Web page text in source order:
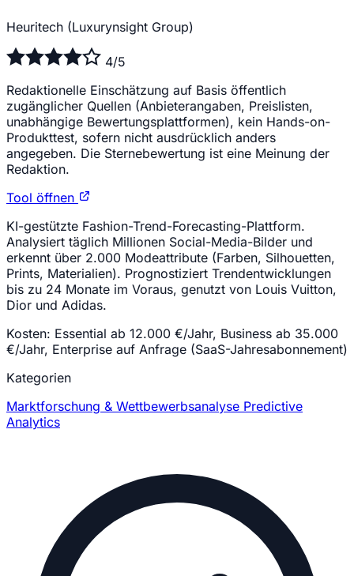
Heuritech (Luxurynsight Group)
4/5
Redaktionelle Einschätzung auf Basis öffentlich
zugänglicher Quellen (Anbieterangaben, Preislisten,
unabhängige Bewertungsplattformen), kein Hands-on-
Produkttest, sofern nicht ausdrücklich anders
angegeben. Die Sternebewertung ist eine Meinung der
Redaktion.
Tool öffnen
KI-gestützte Fashion-Trend-Forecasting-Plattform.
Analysiert täglich Millionen Social-Media-Bilder und
erkennt über 2.000 Modeattribute (Farben, Silhouetten,
Prints, Materialien). Prognostiziert Trendentwicklungen
bis zu 24 Monate im Voraus, genutzt von Louis Vuitton,
Dior und Adidas.
Kosten: Essential ab 12.000 €/Jahr, Business ab 35.000
€/Jahr, Enterprise auf Anfrage (SaaS-Jahresabonnement)
Kategorien
Marktforschung & Wettbewerbsanalyse Predictive
Analytics